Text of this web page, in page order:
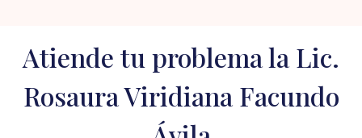
Atiende tu problema la Lic.
Rosaura Viridiana Facundo